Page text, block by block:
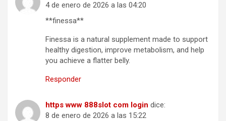
4 de enero de 2026 a las 04:20
**finessa**
Finessa is a natural supplement made to support
healthy digestion, improve metabolism, and help
you achieve a flatter belly.
Responder
https www 888slot com login dice:
8 de enero de 2026 a las 15:22